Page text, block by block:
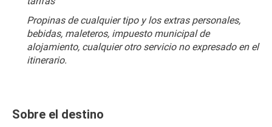
Propinas de cualquier tipo y los extras personales,
bebidas, maleteros, impuesto municipal de
alojamiento, cualquier otro servicio no expresado en el
itinerario.
Sobre el destino